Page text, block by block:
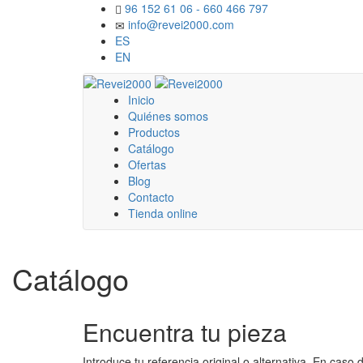
96 152 61 06 - 660 466 797
info@revei2000.com
ES
EN
Inicio
Quiénes somos
Productos
Catálogo
Ofertas
Blog
Contacto
Tienda online
Catálogo
Encuentra tu pieza